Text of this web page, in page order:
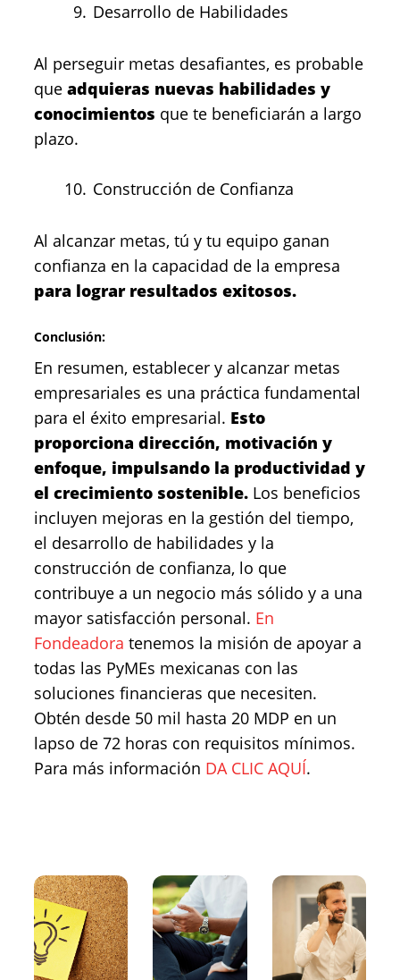
Desarrollo de Habilidades
Al perseguir metas desafiantes, es probable
que adquieras nuevas habilidades y
conocimientos que te beneficiarán a largo
plazo.
Construcción de Confianza
Al alcanzar metas, tú y tu equipo ganan
confianza en la capacidad de la empresa
para lograr resultados exitosos.
Conclusión:
En resumen, establecer y alcanzar metas
empresariales es una práctica fundamental
para el éxito empresarial. Esto
proporciona dirección, motivación y
enfoque, impulsando la productividad y
el crecimiento sostenible. Los beneficios
incluyen mejoras en la gestión del tiempo,
el desarrollo de habilidades y la
construcción de confianza, lo que
contribuye a un negocio más sólido y a una
mayor satisfacción personal. En
Fondeadora tenemos la misión de apoyar a
todas las PyMEs mexicanas con las
soluciones financieras que necesiten.
Obtén desde 50 mil hasta 20 MDP en un
lapso de 72 horas con requisitos mínimos.
Para más información DA CLIC AQUÍ.